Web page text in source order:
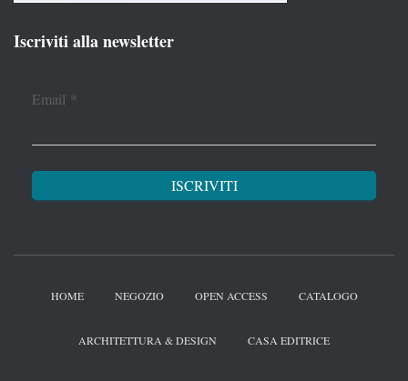
Iscriviti alla newsletter
Email *
HOME NEGOZIO OPEN ACCESS CATALOGO
ARCHITETTURA & DESIGN CASA EDITRICE